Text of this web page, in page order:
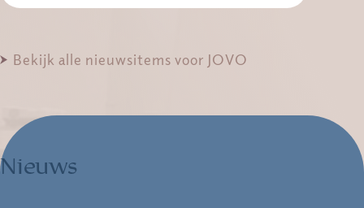
Bekijk alle nieuwsitems voor JOVO
Nieuws